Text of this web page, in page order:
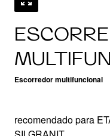
Escorredor multifuncional
recomendado para